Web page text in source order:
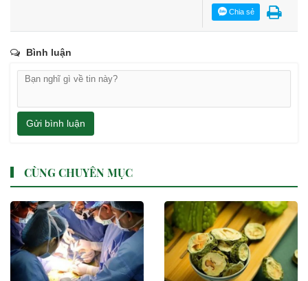
Chia sẻ
Bình luận
Gửi bình luận
CÙNG CHUYÊN MỤC